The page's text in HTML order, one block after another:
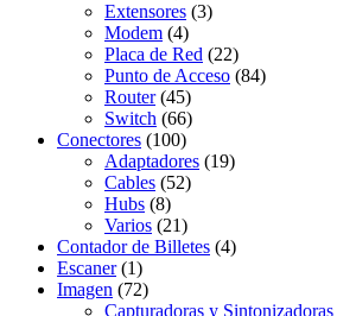
Extensores (3)
Modem (4)
Placa de Red (22)
Punto de Acceso (84)
Router (45)
Switch (66)
Conectores (100)
Adaptadores (19)
Cables (52)
Hubs (8)
Varios (21)
Contador de Billetes (4)
Escaner (1)
Imagen (72)
Capturadoras y Sintonizadoras